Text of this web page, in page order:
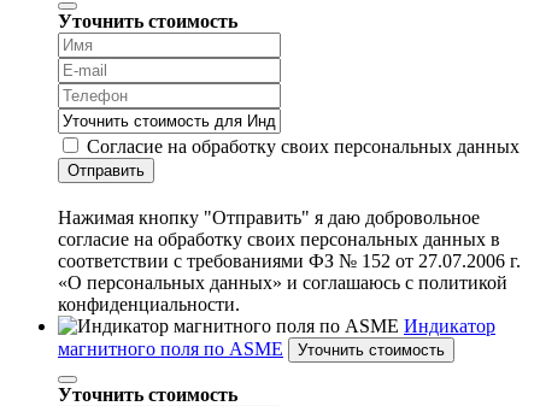
Уточнить стоимость
Согласие на обработку своих персональных данных
Отправить
Нажимая кнопку "Отправить" я даю добровольное
согласие на обработку своих персональных данных в
соответствии с требованиями ФЗ № 152 от 27.07.2006 г.
«О персональных данных» и соглашаюсь с политикой
конфиденциальности.
Индикатор
магнитного поля по ASME
Уточнить стоимость
Уточнить стоимость